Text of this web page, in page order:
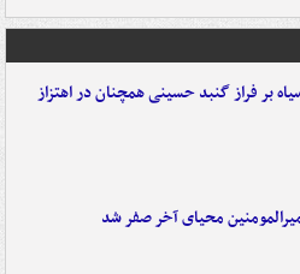
بر فراز گنبد حسینی همچنان در اهتزاز
محیای آخر صفر شد